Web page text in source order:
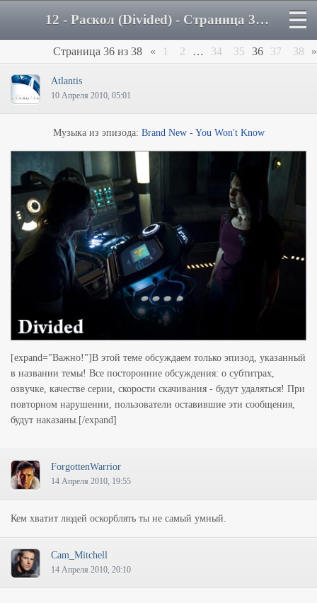
12 - Раскол (Divided) - Страница 36 - Форум
Страница 36 из 38 « 1 2 … 34 35 36 37 38 »
Atlantis
10 Апреля 2010, 05:01
Музыка из эпизода: Brand New - You Won't Know
[expand="Важно!"]В этой теме обсуждаем только эпизод, указанный
в названии темы! Все посторонние обсуждения: о субтитрах,
озвучке, качестве серии, скорости скачивания - будут удаляться! При
повторном нарушении, пользователи оставившие эти сообщения,
будут наказаны.[/expand]
ForgottenWarrior
14 Апреля 2010, 19:55
Кем хватит людей оскорблять ты не самый умный.
Cam_Mitchell
14 Апреля 2010, 20:10